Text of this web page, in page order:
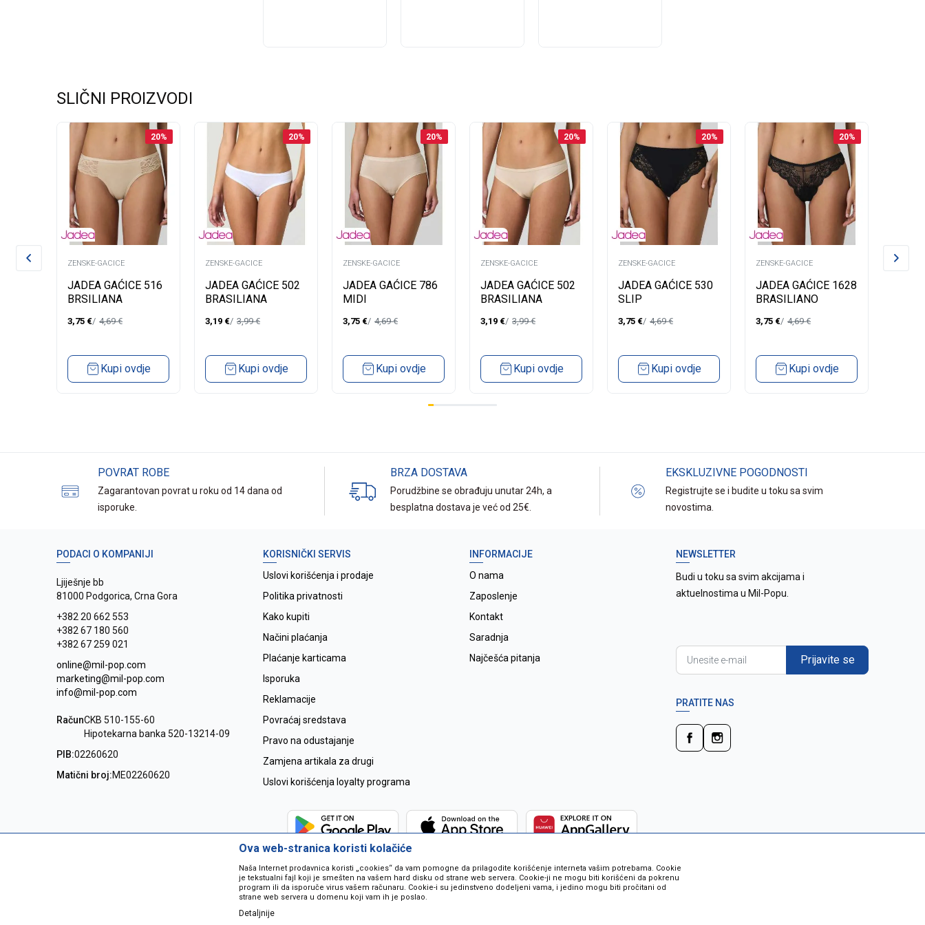
Kupi ovdje Kupi ovdje
SLIČNI PROIZVODI
20%
ZENSKE-GACICE
JADEA GAĆICE 516
BRSILIANA
3,75 € 4,69€
Kupi ovdje
20%
ZENSKE-GACICE
JADEA GAĆICE 502
BRASILIANA
3,19 € 3,99€
Kupi ovdje
20%
ZENSKE-GACICE
JADEA GAĆICE 786
MIDI
3,75 € 4,69€
Kupi ovdje
20%
ZENSKE-GACICE
JADEA GAĆICE 502
BRASILIANA
3,19 € 3,99€
Kupi ovdje
20%
ZENSKE-GACICE
JADEA GAĆICE 530
SLIP
3,75 € 4,69€
Kupi ovdje
20%
ZENSKE-GACICE
JADEA GAĆICE 1628
BRASILIANO
3,75 € 4,69€
Kupi ovdje
POVRAT ROBE
Zagarantovan povrat u roku od 14 dana od
isporuke.
BRZA DOSTAVA
Porudžbine se obrađuju unutar 24h, a
besplatna dostava je već od 25€.
EKSKLUZIVNE POGODNOSTI
Registrujte se i budite u toku sa svim
novostima.
PODACI O KOMPANIJI
Ljiješnje bb
81000 Podgorica, Crna Gora
+382 20 662 553
+382 67 180 560
+382 67 259 021
online@mil-pop.com
marketing@mil-pop.com
info@mil-pop.com
RačunCKB 510-155-60
Hipotekarna banka 520-13214-09
PIB:02260620
Matični broj:ME02260620
KORISNIČKI SERVIS
Uslovi korišćenja i prodaje
Politika privatnosti
Kako kupiti
Načini plaćanja
Plaćanje karticama
Isporuka
Reklamacije
Povraćaj sredstava
Pravo na odustajanje
Zamjena artikala za drugi
Uslovi korišćenja loyalty programa
INFORMACIJE
O nama
Zaposlenje
Kontakt
Saradnja
Najčešća pitanja
NEWSLETTER
Budi u toku sa svim akcijama i
aktuelnostima u Mil-Popu.
Prijavite se
PRATITE NAS
Nastojimo da budemo što precizniji u opisu proizvoda, prikazu slika i samih cijena ali ne možemo garantovati da su sve informacije kompletne i bez
Ova web-stranica koristi kolačiće
Naša Internet prodavnica koristi „cookies“ da vam pomogne da prilagodite korišćenje interneta vašim potrebama. Cookie
je tekstualni fajl koji je smešten na vašem hard disku od strane web servera. Cookie-ji ne mogu biti korišćeni da pokrenu
program ili da isporuče virus vašem računaru. Cookie-i su jedinstveno dodeljeni vama, i jedino mogu biti pročitani od
strane web servera u domenu koji vam ih je poslao.
Detaljnije